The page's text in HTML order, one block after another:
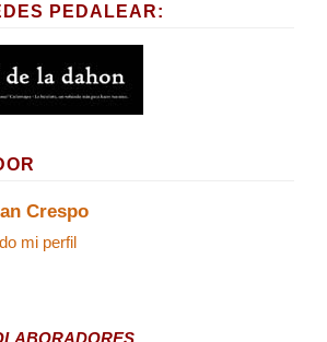
PEDALEAR:
Crespo
mi perfil